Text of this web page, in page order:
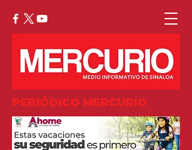
PERIÓDICO MERCURIO